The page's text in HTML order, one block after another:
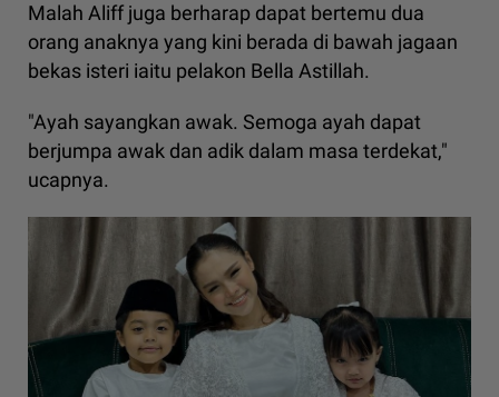
Malah Aliff juga berharap dapat bertemu dua
orang anaknya yang kini berada di bawah jagaan
bekas isteri iaitu pelakon Bella Astillah.
"Ayah sayangkan awak. Semoga ayah dapat
berjumpa awak dan adik dalam masa terdekat,"
ucapnya.